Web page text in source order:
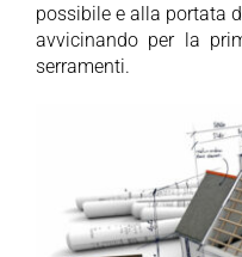
possibile e alla portata
avvicinando per la
serramenti.